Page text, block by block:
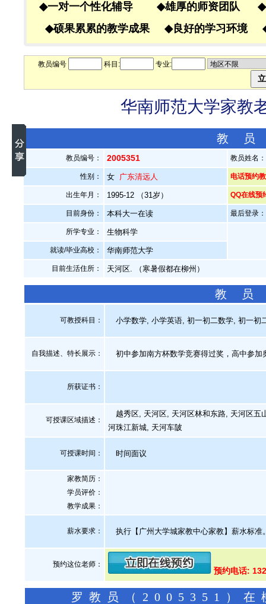
◆一对一个性化辅导 ◆雄厚的师资团队 ◆
◆硕果累累的教学成果 ◆良好的学习环境
教员编号 科目: 专业:
华南师范大学家教
教
教员编号： 2005351 教员姓名
性别： 女 广东清远人 电话预约
出生年月： 1995-12 （31岁） QQ在线预
目前身份： 本科大一在读 最后登录
所学专业： 生物科学
就读/毕业高校： 华南师范大学
目前生活住所： 天河区. （寒暑假都在柳州）
教 员
可教授科目： 小学数学, 小学英语, 初一初二数学, 初一初
自我描述、特长展示 ： 初中参加南方杯数学竞赛得过奖，高中参加
所获证书 ：
可授课区域描述：
越秀区, 天河区, 天河区林和东路, 天河区五
河珠江新城, 天河车陂
可授课时间： 时间面议
家教简历：
学员评价：
教学成果：
薪水要求： 执行【广州大学城家教中心家教】薪水标准
预约这位老师：
预约电话:
罗教员（2005351）在